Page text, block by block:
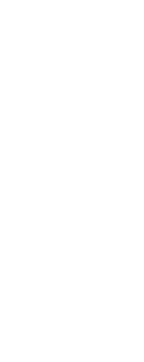
komt, is momenteel
-